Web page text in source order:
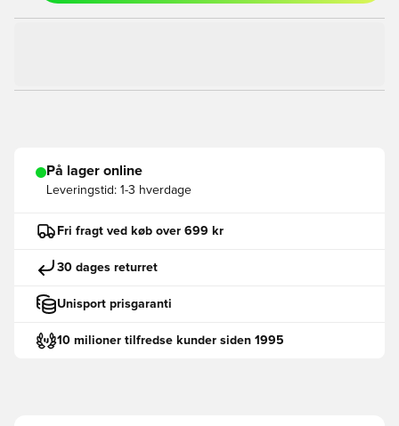
På lager online
Leveringstid: 1-3 hverdage
Fri fragt ved køb over 699 kr
30 dages returret
Unisport prisgaranti
10 milioner tilfredse kunder siden 1995